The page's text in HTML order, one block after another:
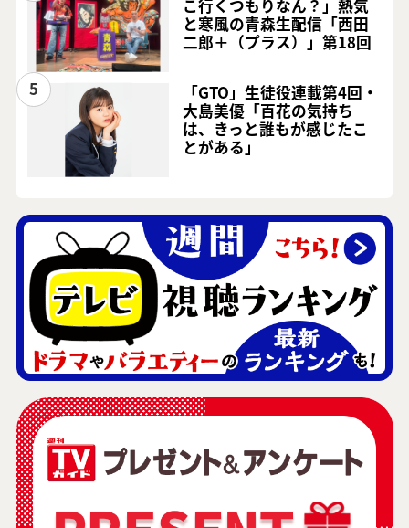
こ行くつもりなん？」熱気
と寒風の青森生配信「西田
二郎＋（プラス）」第18回
5
「GTO」生徒役連載第4回・
大島美優「百花の気持ち
は、きっと誰もが感じたこ
とがある」